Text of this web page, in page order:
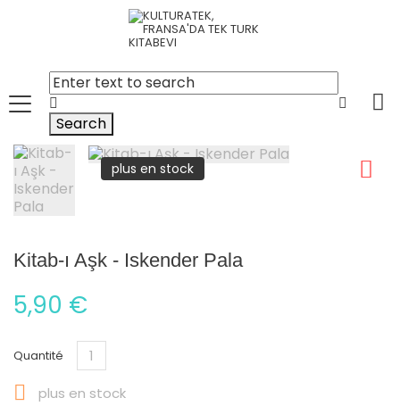
Search
plus en stock
Kitab-ı Aşk - Iskender Pala
5,90 €
Quantité
 plus en stock